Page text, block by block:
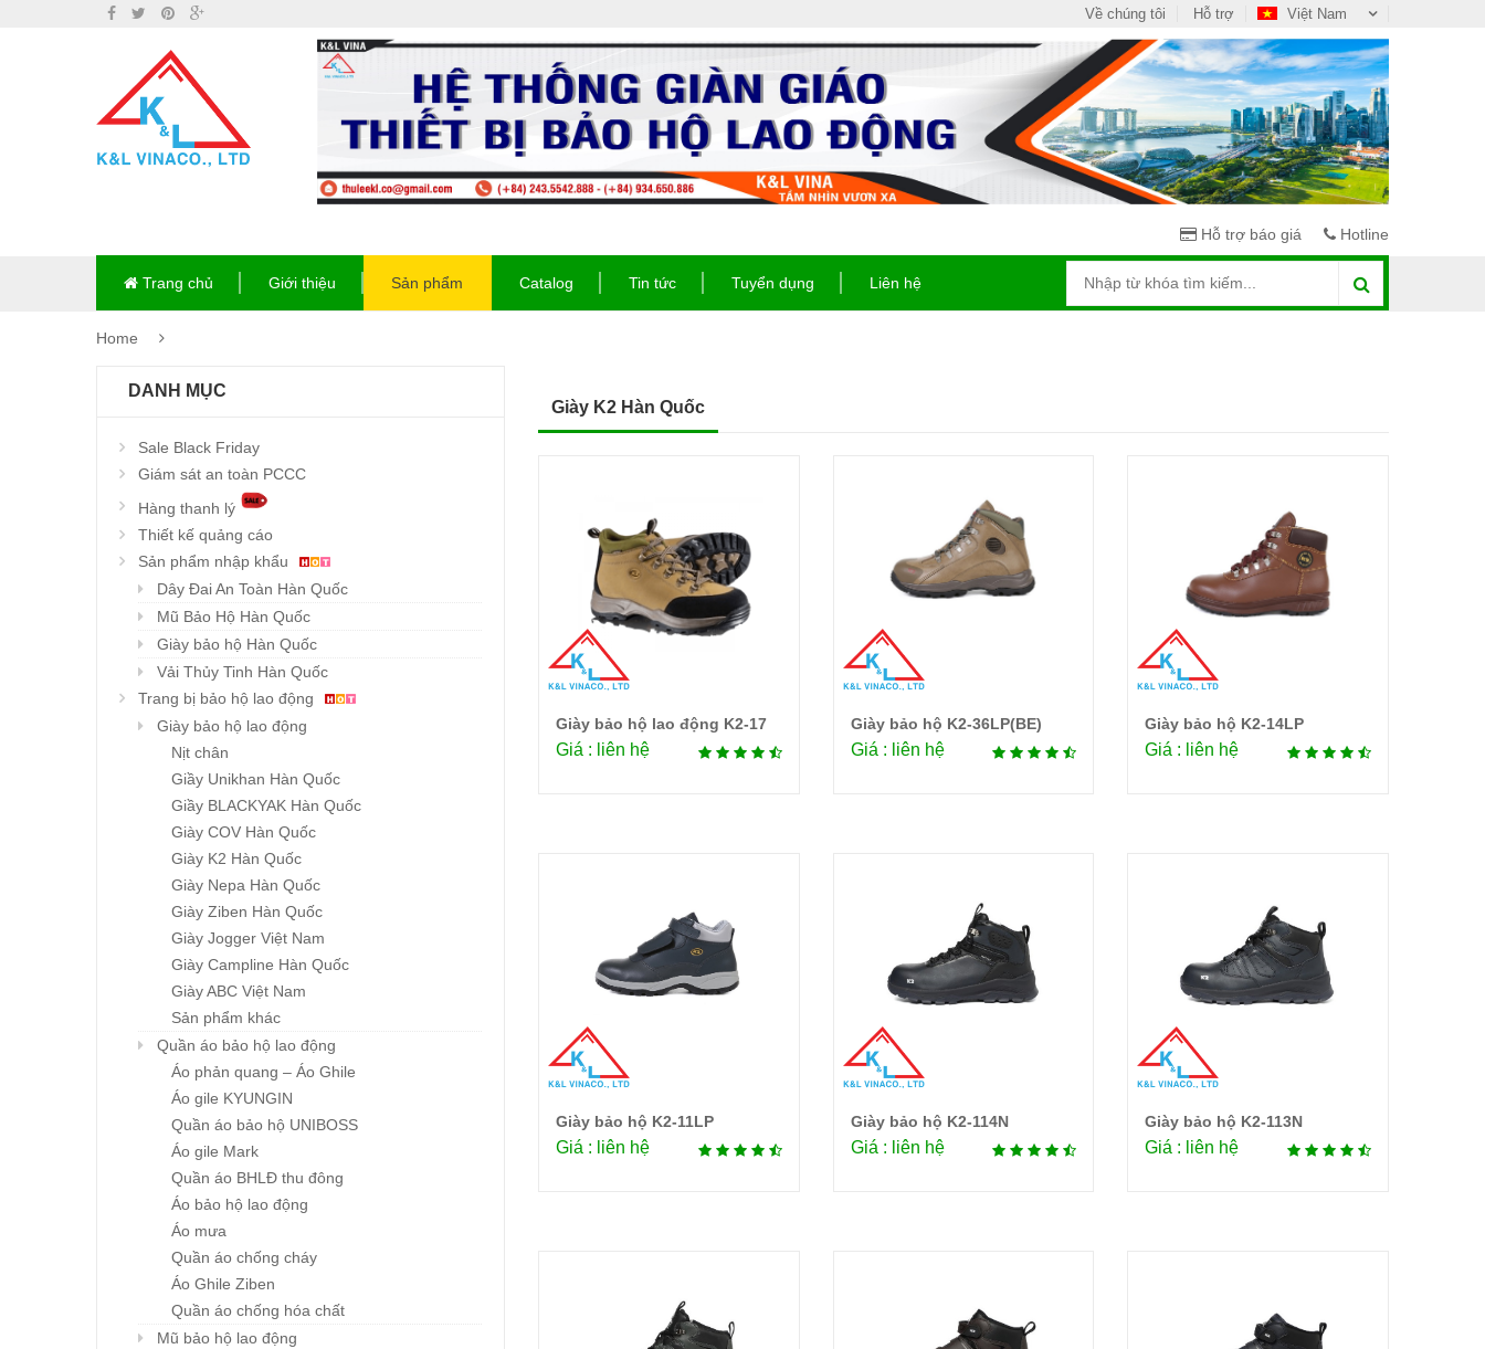
Việt Nam
Về chúng tôi Hỗ trợ
Hỗ trợ báo giá Hotline
Trang chủ Giới thiệu Sản phẩm Catalog Tin tức Tuyển dụng Liên hệ
Home
DANH MỤC
Sale Black Friday
Giám sát an toàn PCCC
Hàng thanh lý
Thiết kế quảng cáo
Sản phẩm nhập khẩu
Dây Đai An Toàn Hàn Quốc
Mũ Bảo Hộ Hàn Quốc
Giày bảo hộ Hàn Quốc
Vải Thủy Tinh Hàn Quốc
Trang bị bảo hộ lao động
Giày bảo hộ lao động
Nịt chân
Giầy Unikhan Hàn Quốc
Giầy BLACKYAK Hàn Quốc
Giày COV Hàn Quốc
Giày K2 Hàn Quốc
Giày Nepa Hàn Quốc
Giày Ziben Hàn Quốc
Giày Jogger Việt Nam
Giày Campline Hàn Quốc
Giày ABC Việt Nam
Sản phẩm khác
Quần áo bảo hộ lao động
Áo phản quang – Áo Ghile
Áo gile KYUNGIN
Quần áo bảo hộ UNIBOSS
Áo gile Mark
Quần áo BHLĐ thu đông
Áo bảo hộ lao động
Áo mưa
Quần áo chống cháy
Áo Ghile Ziben
Quần áo chống hóa chất
Mũ bảo hộ lao động
Giày K2 Hàn Quốc
Chi tiết
Giày bảo hộ lao động K2-17
Giá : liên hệ
Chi tiết
Giày bảo hộ K2-36LP(BE)
Giá : liên hệ
Chi tiết
Giày bảo hộ K2-14LP
Giá : liên hệ
Chi tiết
Giày bảo hộ K2-11LP
Giá : liên hệ
Chi tiết
Giày bảo hộ K2-114N
Giá : liên hệ
Chi tiết
Giày bảo hộ K2-113N
Giá : liên hệ